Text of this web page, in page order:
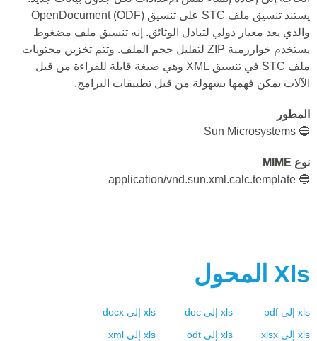
يستند تنسيق ملف STC على تنسيق OpenDocument (ODF)
والذي يعد معيار دولي لتبادل الوثائق. إنه تنسيق ملف مضغوط
يستخدم خوارزمية ZIP لتقليل حجم الملف. وتتم تخزين محتويات
ملف STC في تنسيق XML وهي صيغة قابلة للقراءة من قبل
الآلات يمكن فهمها بسهولة من قبل تطبيقات البرامج.
المطور
🔵 Sun Microsystems
نوع MIME
🔵 application/vnd.sun.xml.calc.template
Xls المحول
xls إلى pdf
xls إلى doc
xls إلى docx
xls إلى xlsx
xls إلى odt
xls إلى xml